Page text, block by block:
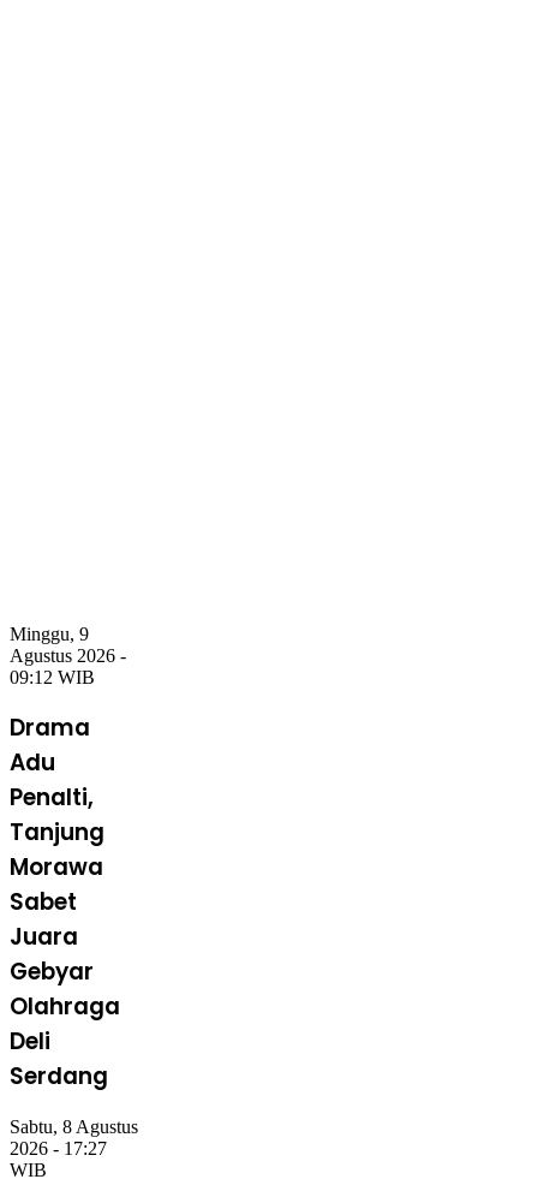
Minggu, 9
Agustus 2026 -
Drama
Adu
Penalti,
Tanjung
Morawa
Sabet
Juara
Gebyar
Olahraga
Deli
Serdang
Sabtu, 8 Agustus
2026 - 17:27